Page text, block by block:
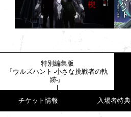
特別編集版
『ウルズハント -小さな挑戦者の軌
跡-』
チケット情報 入場者特典